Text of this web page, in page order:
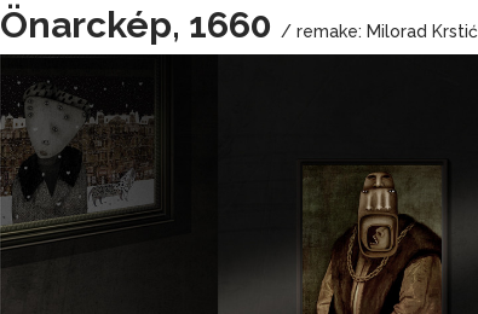
Önarckép, 1660 / remake: Milorad Krstić